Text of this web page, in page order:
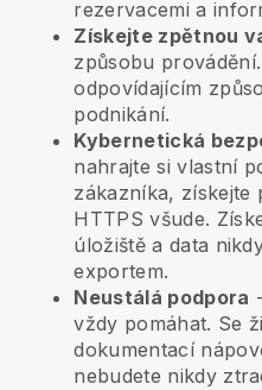
rezervacemi a
Získejte zpětnou
způsobu
odpovídajícím
podnikání.
Kybernetická
nahrajte si vlastní
zákazníka, získejte
HTTPS všude.
úložiště a data
exportem.
Neustálá podpora -
vždy pomáhat. Se
dokumentací
nebudete nikdy